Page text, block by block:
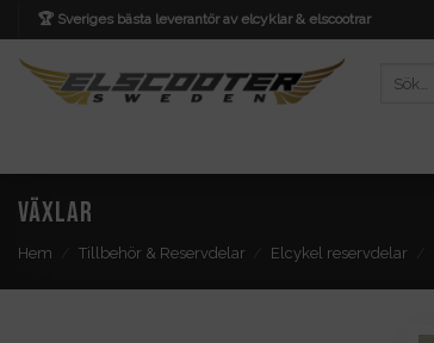
to
content
🏆 Sveriges bästa leverantör av elcyklar & elscootrar
Växlar
Hem Tillbehör & Reservdelar Elcykel reservdelar